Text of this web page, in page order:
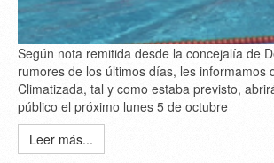
Según nota remitida desde la concejalía de
rumores de los últimos días, les informamos
Climatizada, tal y como estaba previsto,
público el próximo lunes 5 de octubre
Leer más...